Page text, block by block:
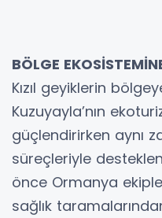
BÖLGE
Kızıl geyiklerin
Kuzuyayla’nın
güçlendirirken aynı
süreçleriyle
önce Ormanya
sağlık